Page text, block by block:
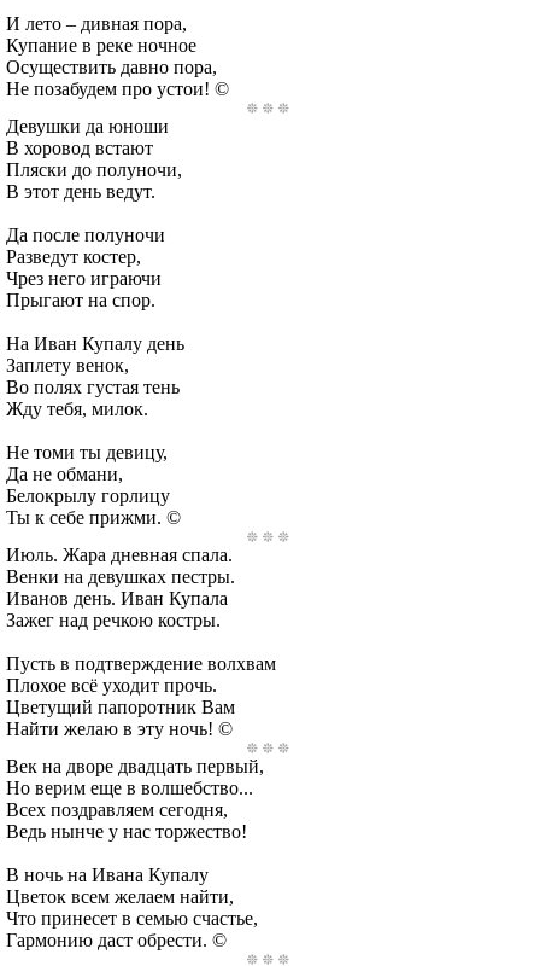
И лето – дивная пора,
Купание в реке ночное
Осуществить давно пора,
Не позабудем про устои! ©
Девушки да юноши
В хоровод встают
Пляски до полуночи,
В этот день ведут.
Да после полуночи
Разведут костер,
Чрез него играючи
Прыгают на спор.
На Иван Купалу день
Заплету венок,
Во полях густая тень
Жду тебя, милок.
Не томи ты девицу,
Да не обмани,
Белокрылу горлицу
Ты к себе прижми. ©
Июль. Жара дневная спала.
Венки на девушках пестры.
Иванов день. Иван Купала
Зажег над речкою костры.
Пусть в подтверждение волхвам
Плохое всё уходит прочь.
Цветущий папоротник Вам
Найти желаю в эту ночь! ©
Век на дворе двадцать первый,
Но верим еще в волшебство...
Всех поздравляем сегодня,
Ведь нынче у нас торжество!
В ночь на Ивана Купалу
Цветок всем желаем найти,
Что принесет в семью счастье,
Гармонию даст обрести. ©